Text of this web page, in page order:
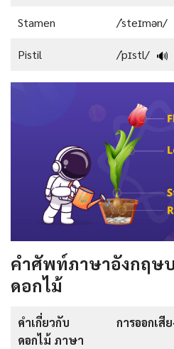
Stamen /ˈsteɪmən/
Pistil /ˈpɪstl/ 🔊
คำศัพท์ภาษาอังกฤษ
ดอกไม้
คําเกี่ยวกับ
ดอกไม้ ภาษา
การออกเสีย